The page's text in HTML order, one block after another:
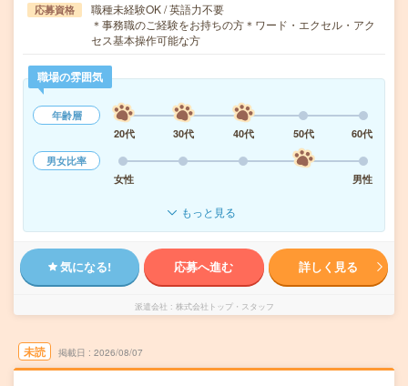
応募資格
職種未経験OK / 英語力不要
＊事務職のご経験をお持ちの方＊ワード・エクセル・アク
セス基本操作可能な方
職場の雰囲気
年齢層
20代
30代 40代 50代
60代
男女比率
女性
男性
もっと見る
気になる! 応募へ進む 詳しく見る
派遣会社 株式会社トップ・スタッフ
未読 掲載日 2026/08/07